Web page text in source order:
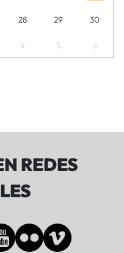
28 29 30
4 5 6
REDES